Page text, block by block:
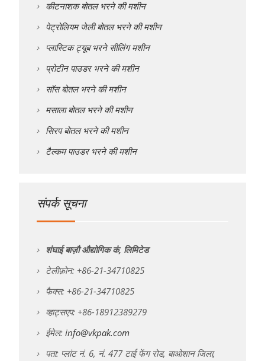
कीटनाशक बोतल भरने की मशीन
पेट्रोलियम जेली बोतल भरने की मशीन
प्लास्टिक ट्यूब भरने सीलिंग मशीन
प्रोटीन पाउडर भरने की मशीन
सॉस बोतल भरने की मशीन
मसाला बोतल भरने की मशीन
सिरप बोतल भरने की मशीन
टैल्कम पाउडर भरने की मशीन
संपर्क सूचना
शंघाई बाज़ौ औद्योगिक कं, लिमिटेड
टेलीफ़ोन: +86-21-34710825
फैक्स: +86-21-34710825
व्हाट्सएप: +86-18912389279
ईमेल: info@vkpak.com
पता: प्लांट नं. 6, नं. 477 टाई फेंग रोड, बाओशान जिला,